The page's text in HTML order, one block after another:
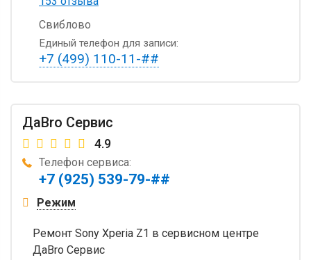
Свиблово
Единый телефон для записи:
+7 (499) 110-11-##
ДаBro Сервис
4.9
Телефон сервиса:
+7 (925) 539-79-##
Режим
Ремонт Sony Xperia Z1 в сервисном центре
ДаBro Сервис